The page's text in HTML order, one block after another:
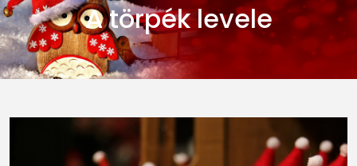
A törpék levele